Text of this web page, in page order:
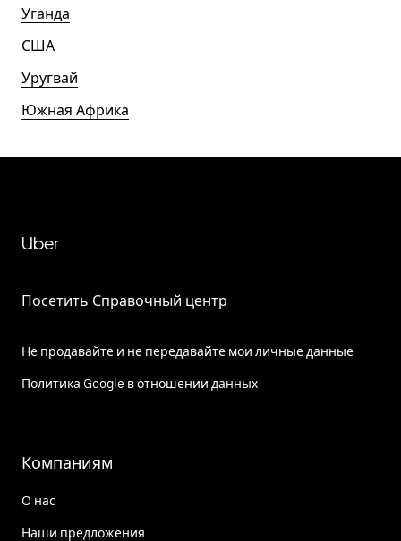
Уганда
США
Уругвай
Южная Африка
Uber
Посетить Справочный центр
Не продавайте и не передавайте мои личные данные
Политика Google в отношении данных
Компаниям
О нас
Наши предложения